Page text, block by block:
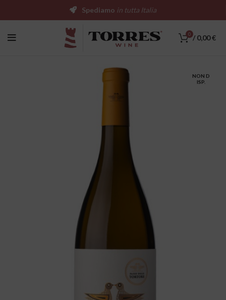
0 / 0,00€
NON D
ISP.
Spediamo in tutta Italia